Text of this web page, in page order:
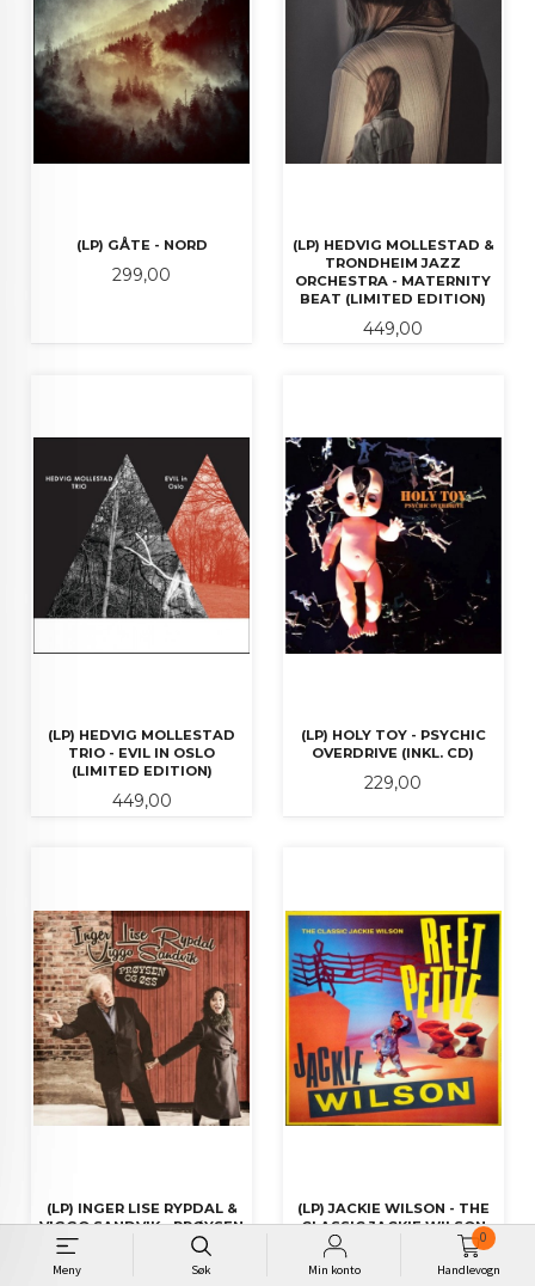
Meny Søk Min konto Handlevogn
0
(LP) GÅTE - NORD
Pris
299,00
(LP) HEDVIG MOLLESTAD &
TRONDHEIM JAZZ
ORCHESTRA - MATERNITY
BEAT (LIMITED EDITION)
Pris
449,00
(LP) HEDVIG MOLLESTAD
TRIO - EVIL IN OSLO
(LIMITED EDITION)
Pris
449,00
(LP) HOLY TOY - PSYCHIC
OVERDRIVE (INKL. CD)
Pris
229,00
(LP) INGER LISE RYPDAL &
VIGGO SANDVIK - PRØYSEN
(LP) JACKIE WILSON - THE
CLASSIC JACKIE WILSON
(REEL PETITE)